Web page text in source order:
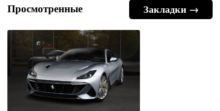
Закладки →
Просмотренные